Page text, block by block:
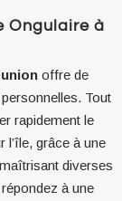
Ongulaire à
offre de
Tout
rapidement le
l’île, grâce à une
diverses
à une